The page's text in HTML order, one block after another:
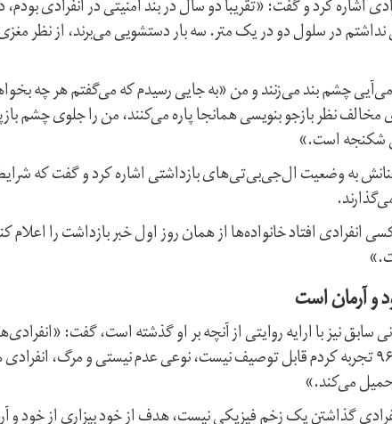
اشاره کرد و گفت: «تقریبا دو سال در بند امنیتی در انفرادی
در سلول دو در یک متر. سه بار دستشویی می‌برند، از نظر
چشم بند می‌زنند و من «به جایی رسیدم که می‌گفتم هر چه
نظر بازجو بنویسی همانجا پاره می‌کنند، من را جلوی چشم
شکنجه است.»
به وضعیت ال‌جی‌بی‌تی‌های بازداشتی اشاره کرد و گفت که شرایط
افتاد خانواده‌ها از همان روز اول خبر بازداشت را اعلام
و آرمان است
سابق نیز با ارایه روایتی از آنچه بر او گذشته است، گفت:
بازداشت در بین سال‌های ۸۱ تا ۹۶ تجربه کردم قابل توصیف نیست، نوعی عدم نیستی و
می‌کند.»